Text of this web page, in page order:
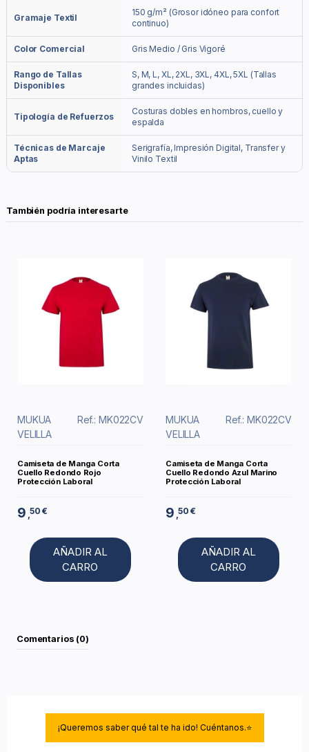
Gramaje Textil
150 g/m² (Grosor idóneo para confort
continuo)
Color Comercial Gris Medio / Gris Vigoré
Rango de Tallas
Disponibles
S, M, L, XL, 2XL, 3XL, 4XL, 5XL (Tallas
grandes incluidas)
Tipología de Refuerzos
Costuras dobles en hombros, cuello y
espalda
Técnicas de Marcaje
Aptas
Serigrafía, Impresión Digital, Transfer y
Vinilo Textil
También podría interesarte
MUKUA
VELILLA
Ref.: MK022CV
Camiseta de Manga Corta
Cuello Redondo Rojo
Protección Laboral
9 ,50 €
AÑADIR AL
CARRO
MUKUA
VELILLA
Ref.: MK022CV
Camiseta de Manga Corta
Cuello Redondo Azul Marino
Protección Laboral
9 ,50 €
AÑADIR AL
CARRO
Comentarios (0)
¡Queremos saber qué tal te ha ido! Cuéntanos.⭐